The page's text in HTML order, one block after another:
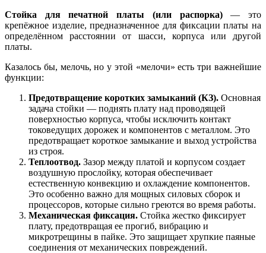
Стойка для печатной платы (или распорка)— это
крепёжное изделие, предназначенное для фиксации платы на
определённом расстоянии от шасси, корпуса или другой
платы.
Казалось бы, мелочь, но у этой «мелочи» есть три важнейшие
функции:
Предотвращение коротких замыканий (КЗ). Основная
задача стойки — поднять плату над проводящей
поверхностью корпуса, чтобы исключить контакт
токоведущих дорожек и компонентов с металлом. Это
предотвращает короткое замыкание и выход устройства
из строя.
Теплоотвод. Зазор между платой и корпусом создает
воздушную прослойку, которая обеспечивает
естественную конвекцию и охлаждение компонентов.
Это особенно важно для мощных силовых сборок и
процессоров, которые сильно греются во время работы.
Механическая фиксация. Стойка жестко фиксирует
плату, предотвращая ее прогиб, вибрацию и
микротрещины в пайке. Это защищает хрупкие паяные
соединения от механических повреждений.